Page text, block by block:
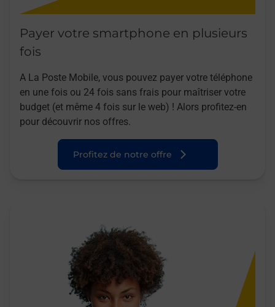
Payer votre smartphone en plusieurs
fois
A La Poste Mobile, vous pouvez payer votre téléphone
en une fois ou 24 fois sans frais pour maîtriser votre
budget (et même 4 fois sur le web) ! Alors profitez-en
pour découvrir nos offres.
Profitez de notre offre